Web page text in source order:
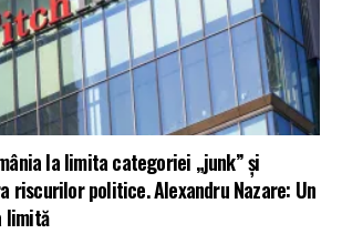
la limita categoriei „junk” și
riscurilor politice. Alexandru Nazare: Un
limită